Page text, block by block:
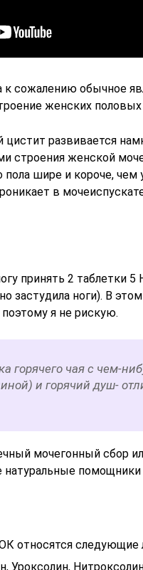
к сожалению обычное
женских половых
развивается
строения женской
пола шире и короче,
в
принять 2 таблетки 5
застудила ноги). В
я не рискую.
горячего чая с чем-
и горячий душ-
мочегонный сбор
относятся следующие
Уроксолин,